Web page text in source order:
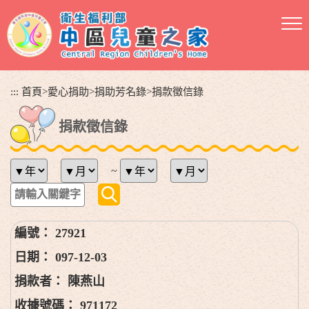
到
主
::: 首頁>愛心捐助>捐助芳名錄>捐款徵信錄
捐款徵信錄
~
27921
097-12-03
陳燕山
971172